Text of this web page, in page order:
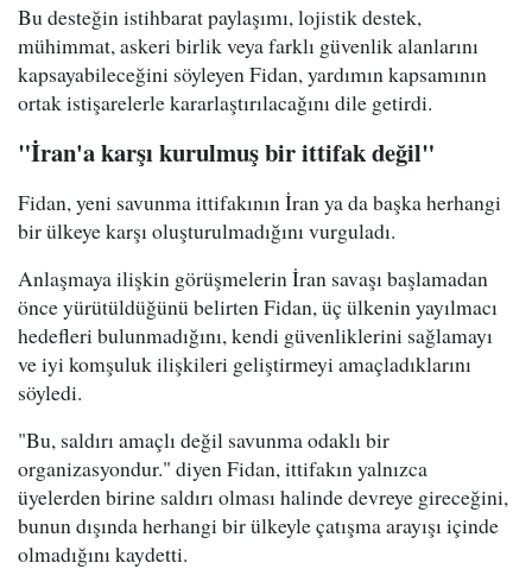
Bu desteğin istihbarat paylaşımı, lojistik destek,
mühimmat, askeri birlik veya farklı güvenlik alanlarını
kapsayabileceğini söyleyen Fidan, yardımın kapsamının
ortak istişarelerle kararlaştırılacağını dile getirdi.
"İran'a karşı kurulmuş bir ittifak değil"
Fidan, yeni savunma ittifakının İran ya da başka herhangi
bir ülkeye karşı oluşturulmadığını vurguladı.
Anlaşmaya ilişkin görüşmelerin İran savaşı başlamadan
önce yürütüldüğünü belirten Fidan, üç ülkenin yayılmacı
hedefleri bulunmadığını, kendi güvenliklerini sağlamayı
ve iyi komşuluk ilişkileri geliştirmeyi amaçladıklarını
söyledi.
"Bu, saldırı amaçlı değil savunma odaklı bir
organizasyondur." diyen Fidan, ittifakın yalnızca
üyelerden birine saldırı olması halinde devreye gireceğini,
bunun dışında herhangi bir ülkeyle çatışma arayışı içinde
olmadığını kaydetti.